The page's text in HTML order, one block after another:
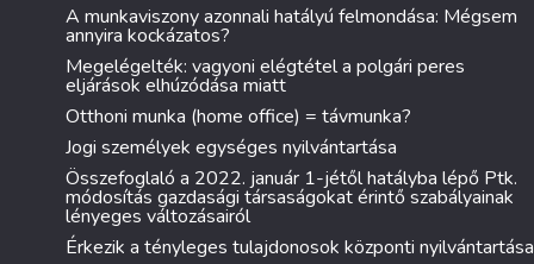
A munkaviszony azonnali hatályú felmondása: Mégsem
annyira kockázatos?
Megelégelték: vagyoni elégtétel a polgári peres
eljárások elhúzódása miatt
Otthoni munka (home office) = távmunka?
Jogi személyek egységes nyilvántartása
Összefoglaló a 2022. január 1-jétől hatályba lépő Ptk.
módosítás gazdasági társaságokat érintő szabályainak
lényeges változásairól
Érkezik a tényleges tulajdonosok központi nyilvántartása